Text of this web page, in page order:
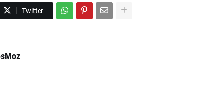
Twitter